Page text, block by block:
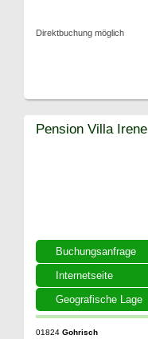
Direktbuchung möglich
Buchungsanfrage
Internetseite
Geografische Lage
Pension Villa Irene
01824 Gohrisch